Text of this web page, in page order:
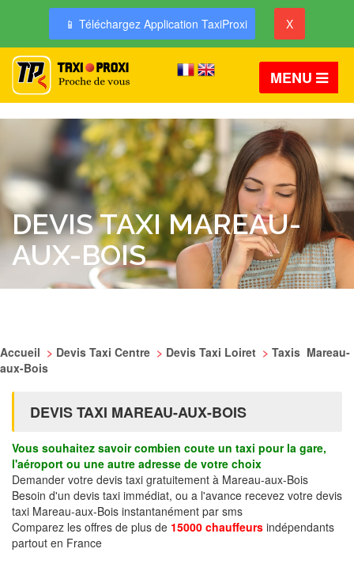
📱 Téléchargez Application TaxiProxi X
MENU
DEVIS TAXI MAREAU-
AUX-BOIS
Accueil > Devis Taxi Centre > Devis Taxi Loiret > Taxis Mareau-
aux-Bois
DEVIS TAXI MAREAU-AUX-BOIS
Vous souhaitez savoir combien coute un taxi pour la gare,
l'aéroport ou une autre adresse de votre choix
Demander votre devis taxi gratuitement à Mareau-aux-Bois
Besoin d'un devis taxi immédiat, ou a l'avance recevez votre devis
taxi Mareau-aux-Bois instantanément par sms
Comparez les offres de plus de 15000 chauffeurs indépendants
partout en France